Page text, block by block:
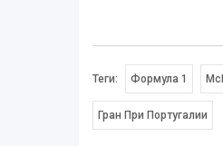
Теги: Формула 1
Гран При Португалии